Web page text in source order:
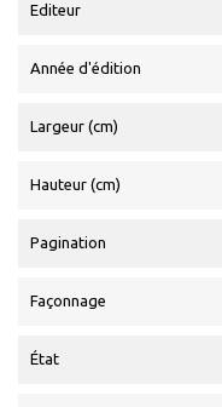
Editeur
Année d'édition
Largeur (cm)
Hauteur (cm)
Pagination
Façonnage
État